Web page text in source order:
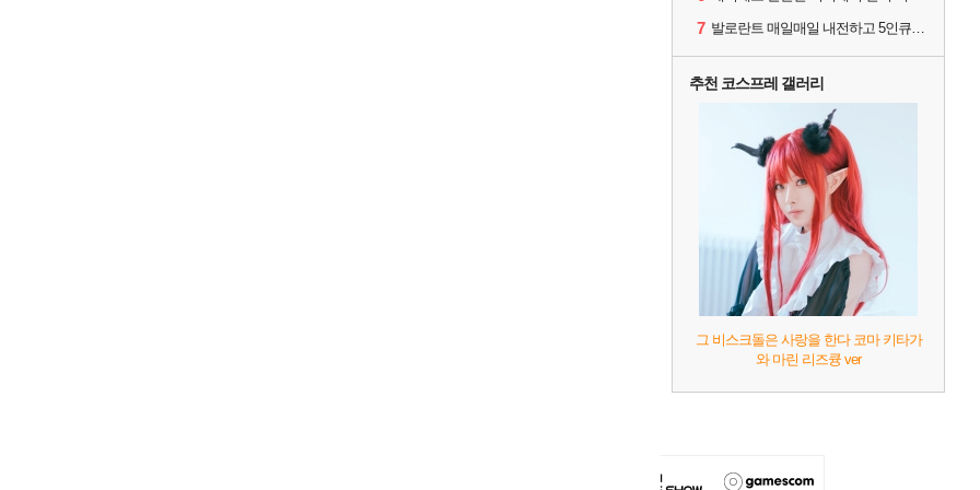
7 발로란트 매일매일 내전하고 5인큐 같이하실분!
추천 코스프레 갤러리
그 비스크돌은 사랑을 한다 코마 키타가
와 마린 리즈큥 ver